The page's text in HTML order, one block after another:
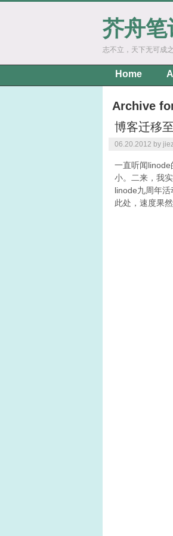
芥舟笔
志不立，天下无可成
Home
Archive
博客迁移
06.20.2012 by
一直听闻
小。二来，我
linode九周年
此处，速度果